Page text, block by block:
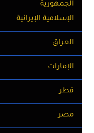
الجمهورية
الإسلامية الإيرانية
العراق
الإمارات
قطر
مصر